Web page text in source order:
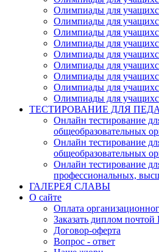
Олимпиады для
Олимпиады для
Олимпиады для
Олимпиады для
Олимпиады для
Олимпиады для
Олимпиады для
Олимпиады для
Олимпиады для
ТЕСТИРОВАНИЕ ДЛЯ
Онлайн тестирование
общеобразовательных
Онлайн тестирование
общеобразовательных
Онлайн тестирование
профессиональных,
ГАЛЕРЕЯ СЛАВЫ
О сайте
Оплата
Заказать диплом почтой
Договор-оферта
Вопрос - ответ